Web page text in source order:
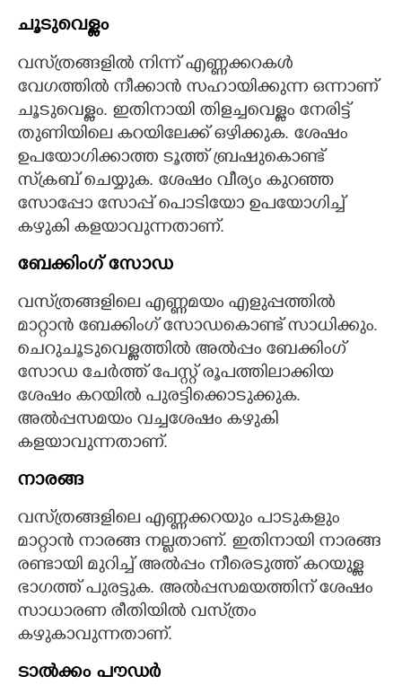
ചൂടുവെള്ളം
വസ്‌ത്രങ്ങളിൽ നിന്ന് എണ്ണക്കറകൾ
വേഗത്തിൽ നീക്കാൻ സഹായിക്കുന്ന ഒന്നാണ്
ചൂടുവെള്ളം. ഇതിനായി തിളച്ചവെള്ളം നേരിട്ട്
തുണിയിലെ കറയിലേക്ക് ഒഴിക്കുക. ശേഷം
ഉപയോഗിക്കാത്ത ടൂത്ത് ബ്രഷുകൊണ്ട്
സ്‌ക്രബ് ചെയ്യുക. ശേഷം വീര്യം കുറഞ്ഞ
സോപ്പോ സോപ്പ് പൊടിയോ ഉപയോഗിച്ച്
കഴുകി കളയാവുന്നതാണ്.
ബേക്കിംഗ് സോഡ
വസ്‌ത്രങ്ങളിലെ എണ്ണമയം എളുപ്പത്തിൽ
മാറ്റാൻ ബേക്കിംഗ് സോഡകൊണ്ട് സാധിക്കും.
ചെറുചൂടുവെള്ളത്തിൽ അൽപ്പം ബേക്കിംഗ്
സോഡ ചേർത്ത് പേസ്റ്റ് രൂപത്തിലാക്കിയ
ശേഷം കറയിൽ പുരട്ടിക്കൊടുക്കുക.
അൽപ്പസമയം വച്ചശേഷം കഴുകി
കളയാവുന്നതാണ്.
നാരങ്ങ
വസ്‌ത്രങ്ങളിലെ എണ്ണക്കറയും പാടുകളും
മാറ്റാൻ നാരങ്ങ നല്ലതാണ്. ഇതിനായി നാരങ്ങ
രണ്ടായി മുറിച്ച് അൽപ്പം നീരെടുത്ത് കറയുള്ള
ഭാഗത്ത് പുരട്ടുക. അൽപ്പസമയത്തിന് ശേഷം
സാധാരണ രീതിയിൽ വസ്‌ത്രം
കഴുകാവുന്നതാണ്.
ടാൽക്കം പൗഡർ